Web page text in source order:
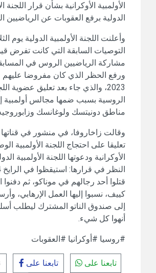
الأولمبية الأوكرانية بشأن قرار اللجنة
الدولية برفع العقوبات عن الرياضيين
وأعلنت اللجنة الأولمبية الدولية يوم
التوصيات السابقة التي كانت تفرض
مشاركة الرياضيين الروس في
ورفع الحظر الذي كان مفروضا عليهم
2023، والذي جاء بعد تعليق عضوية
الروسية بسبب ضمها مجالس أولمبية
مناطق دونيتسك ولوغانسك
وقالت زاخاروفا، في منشور في
تعليقا على احتجاج اللجنة الأولمبية
الأوكرانية ودعوتها اللجنة الأولمبية
قتلوا أحد رجالهم في موناكو، ثم
كييف، نسبوا إليها العمل الإرهابي،
إلى صندوق الناتو المشترك ليطلب
أنهوا كل شيء.
#روسيا #أوكرانيا #العقوبات
تابعنا على تابعنا على